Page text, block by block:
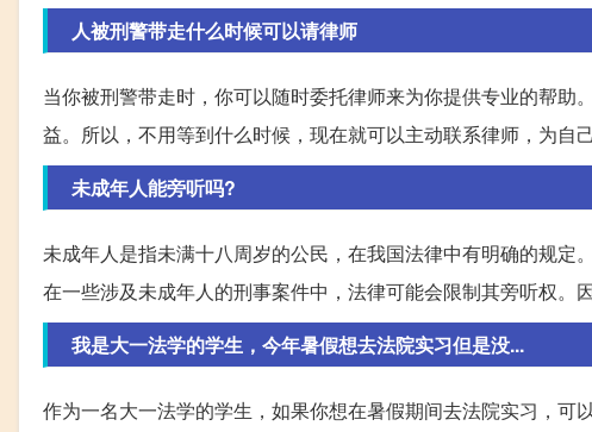
人被刑警带走什么时候可以请律师
当你被刑警带走时，你可以随时委托律师来为你提供专业的帮
益。所以，不用等到什么时候，现在就可以主动联系律师，为自
未成年人能旁听吗?
未成年人是指未满十八周岁的公民，在我国法律中有明确的规
在一些涉及未成年人的刑事案件中，法律可能会限制其旁听权。
我是大一法学的学生，今年暑假想去法院实习但是没...
作为一名大一法学的学生，如果你想在暑假期间去法院实习，